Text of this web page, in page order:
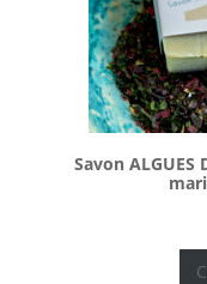
Savon ALGUES